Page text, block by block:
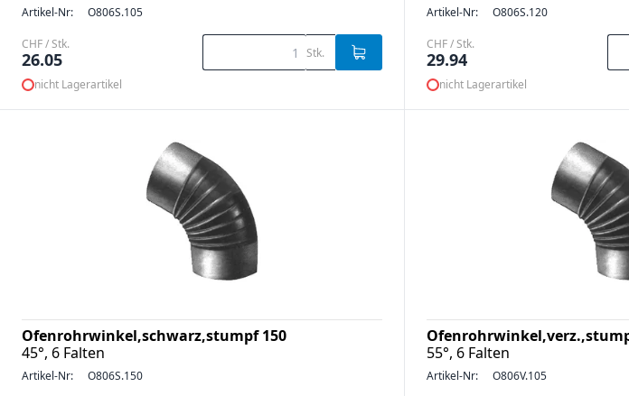
Artikel-Nr: O806S.105
CHF / Stk.
26.05 Stk.
nicht Lagerartikel
Artikel-Nr: O806S.120
CHF / Stk.
29.94
nicht Lagerartikel
Ofenrohrwinkel,schwarz,stumpf 150
45°, 6 Falten
Artikel-Nr: O806S.150
55°, 6 Falten
Artikel-Nr: O806V.105